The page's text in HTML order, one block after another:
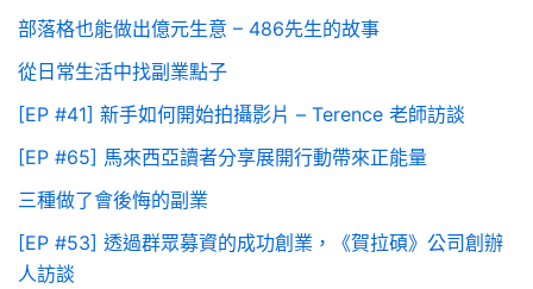
部落格也能做出億元生意 – 486先生的故事
從日常生活中找副業點子
[EP #41] 新手如何開始拍攝影片 – Terence 老師訪談
[EP #65] 馬來西亞讀者分享展開行動帶來正能量
三種做了會後悔的副業
[EP #53] 透過群眾募資的成功創業，《賀拉碩》公司創辦
人訪談